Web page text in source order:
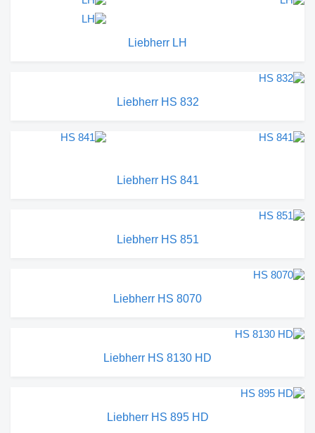
Liebherr LH
Liebherr HS 832
Liebherr HS 841
Liebherr HS 851
Liebherr HS 8070
Liebherr HS 8130 HD
Liebherr HS 895 HD